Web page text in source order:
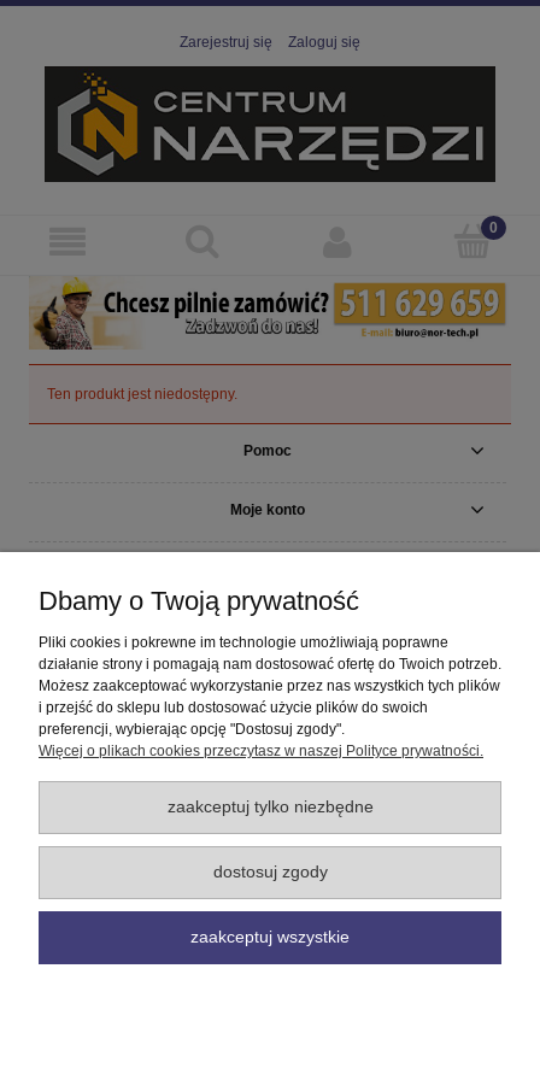
Zarejestruj się Zaloguj się
Ten produkt jest niedostępny.
Pomoc
Moje konto
O nas
pokaż pełną wersję strony
Sklep internetowy Shoper Premium
Dbamy o Twoją prywatność
Pliki cookies i pokrewne im technologie umożliwiają poprawne
działanie strony i pomagają nam dostosować ofertę do Twoich potrzeb.
Możesz zaakceptować wykorzystanie przez nas wszystkich tych plików
i przejść do sklepu lub dostosować użycie plików do swoich
preferencji, wybierając opcję "Dostosuj zgody".
Więcej o plikach cookies przeczytasz w naszej Polityce prywatności.
zaakceptuj tylko niezbędne
dostosuj zgody
zaakceptuj wszystkie